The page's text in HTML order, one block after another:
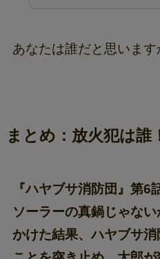
あなたは誰だと思います
まとめ：放火犯は誰
『ハヤブサ消防団』第6
ソーラーの真鍋じゃな
かけた結果、ハヤブサ